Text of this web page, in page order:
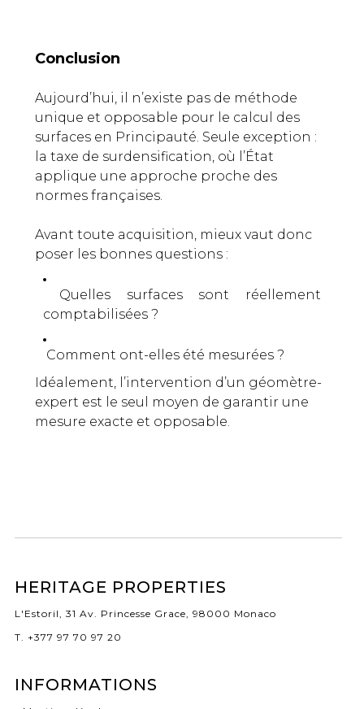
Conclusion
Aujourd’hui, il n’existe pas de méthode
unique et opposable pour le calcul des
surfaces en Principauté. Seule exception :
la taxe de surdensification, où l’État
applique une approche proche des
normes françaises.
Avant toute acquisition, mieux vaut donc
poser les bonnes questions :
Quelles surfaces sont réellement
comptabilisées ?
Comment ont-elles été mesurées ?
Idéalement, l’intervention d’un géomètre-
expert est le seul moyen de garantir une
mesure exacte et opposable.
HERITAGE PROPERTIES
L'Estoril, 31 Av. Princesse Grace, 98000 Monaco
T. +377 97 70 97 20
INFORMATIONS